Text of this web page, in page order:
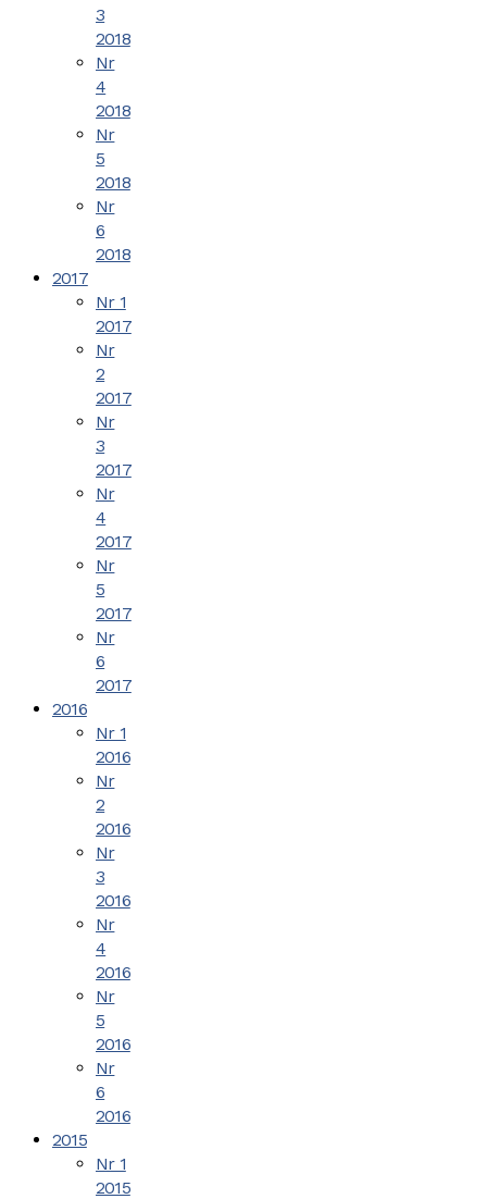
3
2018
Nr
4
2018
Nr
5
2018
Nr
6
2018
2017
Nr 1
2017
Nr
2
2017
Nr
3
2017
Nr
4
2017
Nr
5
2017
Nr
6
2017
2016
Nr 1
2016
Nr
2
2016
Nr
3
2016
Nr
4
2016
Nr
5
2016
Nr
6
2016
2015
Nr 1
2015